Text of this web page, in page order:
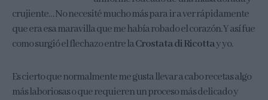
crujiente… No necesité mucho más para ir a ver rápidamente
que era esa maravilla que me había robado el corazón. Y así fue
como surgió el flechazo entre laCrostata di Ricottay yo.
Es cierto que normalmente me gusta llevar a cabo recetas algo
más laboriosas o que requieren un proceso más delicado y